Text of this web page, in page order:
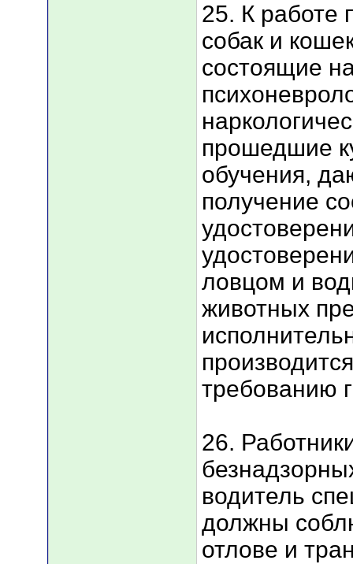
25. К работе
собак и
состоящие
прошедшие
обучения,
получение
ловцом и
животных
требованию
26.
водитель
должны
отлове и